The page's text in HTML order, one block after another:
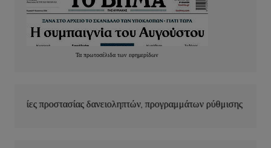
Ταπρωτοσέλιδατωνεφημερίδων
προγραμμάτων ρύθμισης οφειλών και κουρέματος